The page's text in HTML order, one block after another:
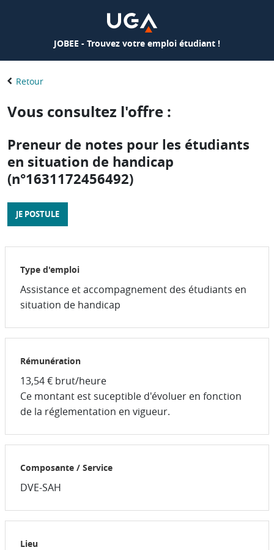
JOBEE - Trouvez votre emploi étudiant !
Retour
Vous consultez l'offre :
Preneur de notes pour les étudiants
en situation de handicap
(n°1631172456492)
JE POSTULE
Type d'emploi
Assistance et accompagnement des étudiants en
situation de handicap
Rémunération
13,54 € brut/heure
Ce montant est suceptible d'évoluer en fonction
de la réglementation en vigueur.
Composante / Service
DVE-SAH
Lieu